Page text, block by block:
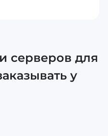
серверов для
у